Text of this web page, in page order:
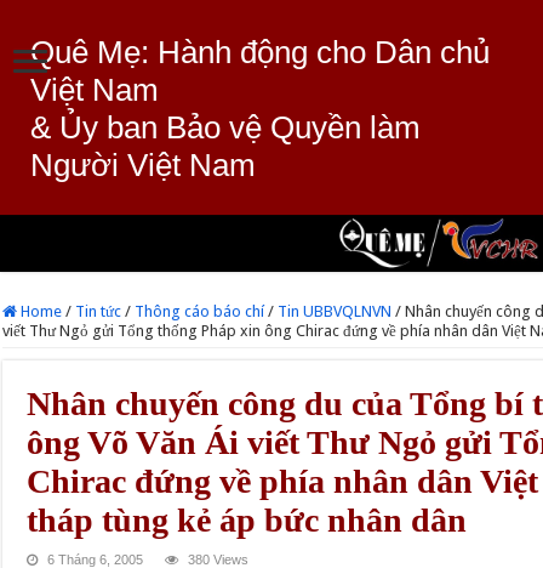
Quê Mẹ: Hành động cho Dân chủ
Việt Nam
& Ủy ban Bảo vệ Quyền làm
Người Việt Nam
Home / Tin tức / Thông cáo báo chí / Tin UBBVQLNVN / Nhân chuyến công
viết Thư Ngỏ gửi Tổng thống Pháp xin ông Chirac đứng về phía nhân dân Việt
Nhân chuyến công du của Tổng
ông Võ Văn Ái viết Thư Ngỏ gửi
Chirac đứng về phía nhân dân
tháp tùng kẻ áp bức nhân dân
6 Tháng 6, 2005 380 Views